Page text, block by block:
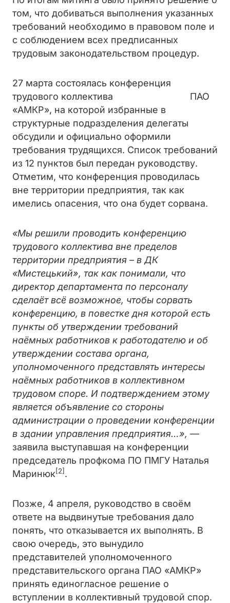
том, что добиваться выполнения указанных
требований необходимо в правовом поле и
с соблюдением всех предписанных
трудовым законодательством процедур.
27 марта состоялась конференция
трудового коллектива ПАО
«АМКР», на которой избранные в
структурные подразделения делегаты
обсудили и официально оформили
требования трудящихся. Список требований
из 12 пунктов был передан руководству.
Отметим, что конференция проводилась
вне территории предприятия, так как
имелись опасения, что она будет сорвана.
«Мы решили проводить конференцию
трудового коллектива вне пределов
территории предприятия – в ДК
«Мистецький», так как понимали, что
директор департамента по персоналу
сделаёт всё возможное, чтобы сорвать
конференцию, в повестке дня которой есть
пункты об утверждении требований
наёмных работников к работодателю и об
утверждении состава органа,
уполномоченного представлять интересы
наёмных работников в коллективном
трудовом споре. И подтверждением этому
является объявление со стороны
администрации о проведении конференции
в здании управления предприятия…», —
заявила выступавшая на конференции
председатель профкома ПО ПМГУ Наталья
Маринюк[2].
Позже, 4 апреля, руководство в своём
ответе на выдвинутые требования дало
понять, что отказывается их выполнять. В
свою очередь, это вынудило
представителей уполномоченного
представительского органа ПАО «АМКР»
принять единогласное решение о
вступлении в коллективный трудовой спор.